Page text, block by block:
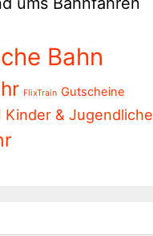
Bahn
FlixTrain Gutscheine
Kinder & Jugendliche